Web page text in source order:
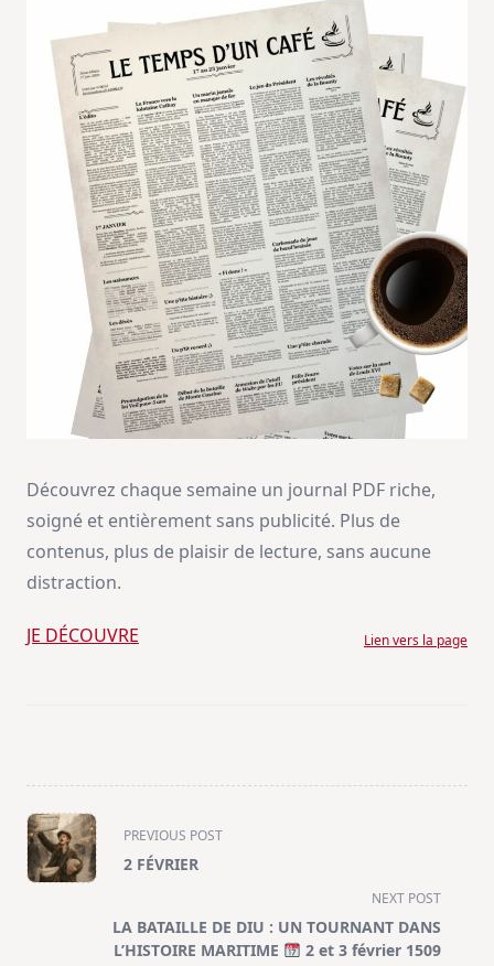
Découvrez chaque semaine un journal PDF riche,
soigné et entièrement sans publicité. Plus de
contenus, plus de plaisir de lecture, sans aucune
distraction.
JE DÉCOUVRE Lien vers la page
<span
class="nav-
subtitle
text">Page</span>
PREVIOUS POST
2 FÉVRIER
NEXT POST
LA BATAILLE DE DIU : UN TOURNANT DANS
L’HISTOIRE MARITIME
2 et 3 février 1509